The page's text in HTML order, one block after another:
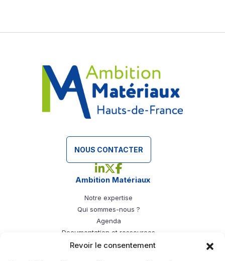
Revoir le consentement
NOUS CONTACTER
Linkedin - Ambition Matériaux
X - Ambition Matériaux
Ambition Matériaux
Notre expertise
Qui sommes-nous ?
Agenda
Documentation et ressources
Filières de l’ambition